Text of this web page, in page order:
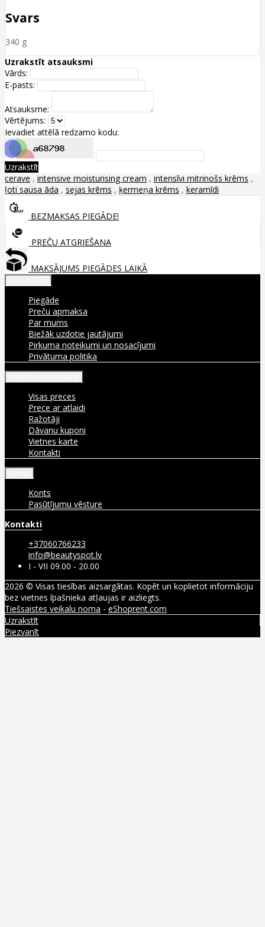
Svars
340 g
Uzrakstīt atsauksmi
Vārds:
E-pasts:
Atsauksme:
Vērtējums:
Ievadiet attēlā redzamo kodu:
Uzrakstīt
cerave , intensive moisturising cream , intensīvi mitrinošs krēms ,
ļoti sausa āda , sejas krēms , ķermeņa krēms , keramīdi
BEZMAKSAS PIEGĀDE!
PREČU ATGRIEŠANA
MAKSĀJUMS PIEGĀDES LAIKĀ
Piegāde
Preču apmaksa
Par mums
Biežāk uzdotie jautājumi
Pirkuma noteikumi un nosacījumi
Privātuma politika
Visas preces
Prece ar atlaidi
Ražotāji
Dāvanu kuponi
Vietnes karte
Kontakti
Konts
Pasūtījumu vēsture
Kontakti
+37060766233
info@beautyspot.lv
I - VII 09.00 - 20.00
2026 © Visas tiesības aizsargātas. Kopēt un koplietot informāciju
bez vietnes īpašnieka atļaujas ir aizliegts.
Tiešsaistes veikalu noma - eShoprent.com
Uzrakstīt
Piezvanīt